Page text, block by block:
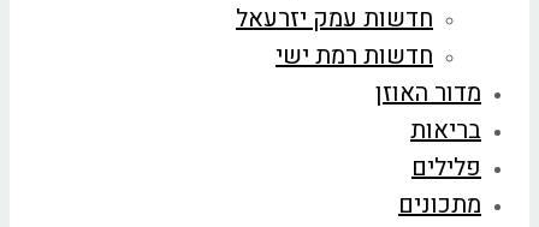
חדשות עמק יזרעאל
חדשות רמת ישי
מדור האוזן
בריאות
פלילים
מתכונים